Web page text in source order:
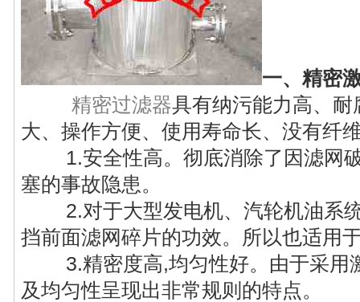
一、精密
精密过滤器具有纳污能力高、
大、操作方便、使用寿命长、没有纤
1.安全性高。彻底消除了因滤网破
塞的事故隐患。
2.对于大型发电机、汽轮机油系
挡前面滤网碎片的功效。所以也适用
3.精密度高,均匀性好。由于采用
及均匀性呈现出非常规则的特点。